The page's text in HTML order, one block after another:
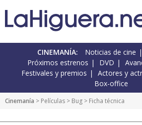
CINEMANÍA: Noticias de cine
Próximos estrenos
DVD
Festivales y premios
Actores y
Box-office
Cinemanía > Películas > Bug > Ficha técnica